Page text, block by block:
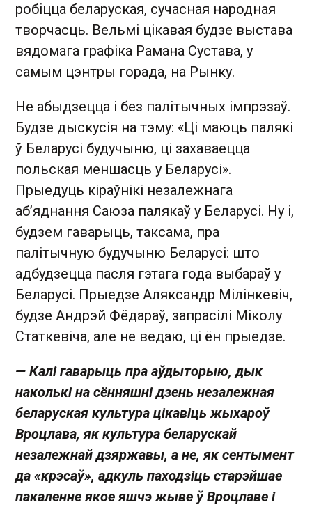
робіцца беларуская, сучасная народная
творчасць. Вельмі цікавая будзе выстава
вядомага графіка Рамана Сустава, у
самым цэнтры горада, на Рынку.
Не абыдзецца і без палітычных імпрэзаў.
Будзе дыскусія на тэму: «Ці маюць палякі
ў Беларусі будучыню, ці захаваецца
польская меншасць у Беларусі».
Прыедуць кіраўнікі незалежнага
аб’яднання Саюза палякаў у Беларусі. Ну і,
будзем гаварыць, таксама, пра
палітычную будучыню Беларусі: што
адбудзецца пасля гэтага года выбараў у
Беларусі. Прыедзе Аляксандр Мілінкевіч,
будзе Андрэй Фёдараў, запрасілі Міколу
Статкевіча, але не ведаю, ці ён прыедзе.
— Калі гаварыць пра аўдыторыю, дык
наколькі на сённяшні дзень незалежная
беларуская культура цікавіць жыхароў
Вроцлава, як культура беларускай
незалежнай дзяржавы, а не, як сентымент
да «крэсаў», адкуль паходзіць старэйшае
пакаленне якое яшчэ жыве ў Вроцлаве і